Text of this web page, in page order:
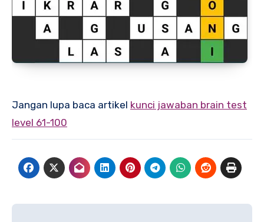
Jangan lupa baca artikel kunci jawaban brain test
level 61-100